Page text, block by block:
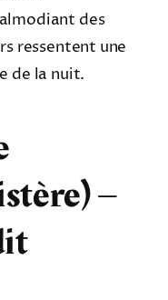
des
ressentent une
de la nuit.
–